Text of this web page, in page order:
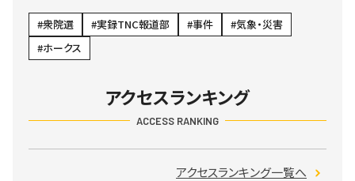
衆院選 実録TNC報道部 事件
気象・災害
ホークス
アクセスランキング
ACCESS RANKING
アクセスランキング一覧へ